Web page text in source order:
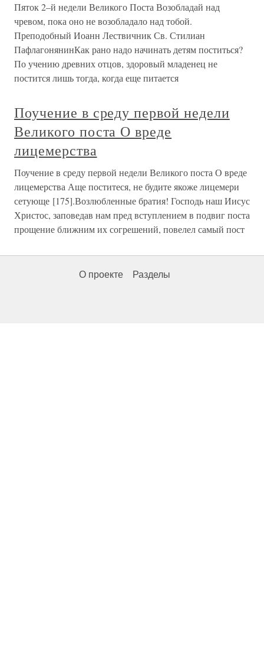
Пяток 2–й недели Великого Поста Возобладай над
чревом, пока оно не возобладало над тобой.
Преподобный Иоанн Лествичник Св. Стилиан
ПафлагонянинКак рано надо начинать детям поститься?
По учению древних отцов, здоровый младенец не
постится лишь тогда, когда еще питается
Поучение в среду первой недели
Великого поста О вреде
лицемерства
Поучение в среду первой недели Великого поста О вреде
лицемерства Аще поститеся, не будите якоже лицемери
сетующе [175].Возлюбленные братия! Господь наш Иисус
Христос, заповедав нам пред вступлением в подвиг поста
прощение ближним их согрешений, повелел самый пост
О проекте Разделы